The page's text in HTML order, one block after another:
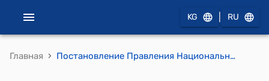
KG RU
Главная › Постановление Правления Национального банка от 16 ноября 2012 года № 43/1 "О внесении изменений и дополнений в некоторые нормативные правовые акты Национального банка Кыргызской Республики"